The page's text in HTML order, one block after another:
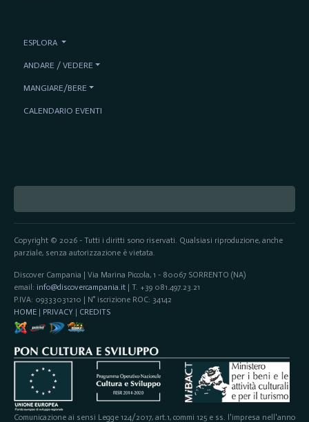
Copyright © 2026 - Tutti i diritti sono riservati. Qualsiasi riproduzione, anche
parziale, senza autorizzazione è vietata.
Discover Campania | Via Marina Piccola, 1 - 80067 SORRENTO (NA)
email: info@discovercampania.it| T. +39 081.497.23.21
P.IVA: 09333031210 | N° iscrizione ROC: 34142
HOME| PRIVACY | CREDITS
Comunicazione ai sensi Legge 124/2017, art.1, commi 125 e ss. l'impresa nell'anno
ESPLORA
ANDARE / VEDERE
MANGIARE/BERE
CALENDARIO EVENTI